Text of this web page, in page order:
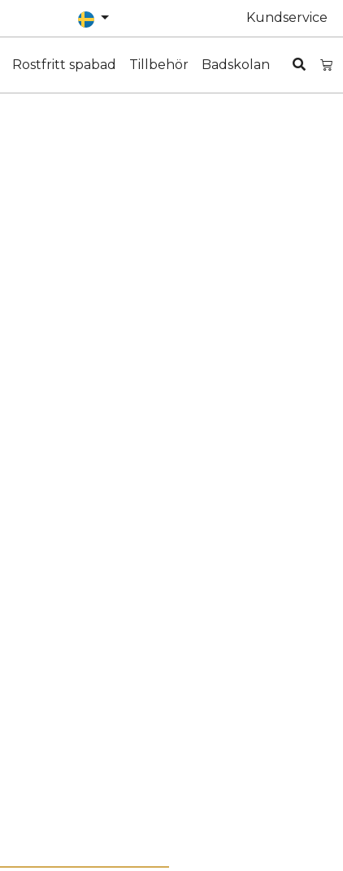
Kundservice
Rostfritt spabad Tillbehör Badskolan